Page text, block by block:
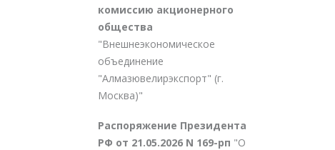
комиссию акционерного
общества
"Внешнеэкономическое
объединение
"Алмазювелирэкспорт" (г.
Москва)"
Распоряжение Президента
РФ от 21.05.2026 N 169-рп "О